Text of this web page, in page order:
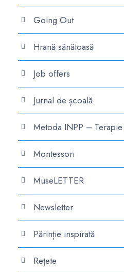
Going Out
Hrană sănătoasă
Job offers
Jurnal de școală
Metoda INPP –
Montessori
MuseLETTER
Newsletter
Părinție inspirată
Rețete